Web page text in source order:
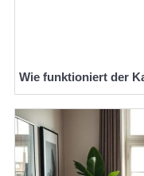
Wie funktioniert der